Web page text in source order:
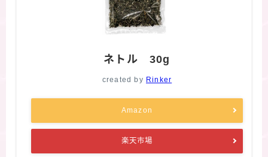
ネトル 30g
created by Rinker
Amazon
楽天市場